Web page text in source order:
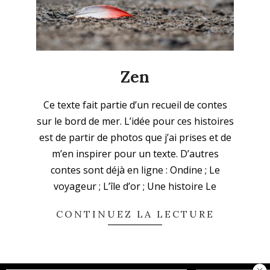
Zen
03-
19
Ce texte fait partie d’un recueil de contes
sur le bord de mer. L’idée pour ces histoires
est de partir de photos que j’ai prises et de
m’en inspirer pour un texte. D’autres
contes sont déjà en ligne : Ondine ; Le
voyageur ; L’île d’or ; Une histoire Le
CONTINUEZ LA LECTURE